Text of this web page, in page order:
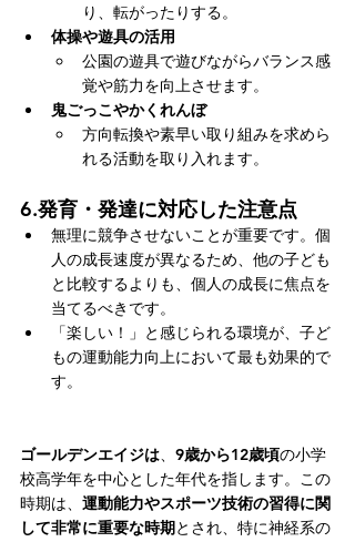
り、転がったりする。
体操や遊具の活用
公園の遊具で遊びながらバランス感
覚や筋力を向上させます。
鬼ごっこやかくれんぼ
方向転換や素早い取り組みを求めら
れる活動を取り入れます。
6.発育・発達に対応した注意点
無理に競争させないことが重要です。個
人の成長速度が異なるため、他の子ども
と比較するよりも、個人の成長に焦点を
当てるべきです。
「楽しい！」と感じられる環境が、子ど
もの運動能力向上において最も効果的で
す。
ゴールデンエイジは、 9歳から12歳頃の小学
校高学年を中心とした年代を指します。この
時期は、 運動能力やスポーツ技術の習得に関
して非常に重要な時期 とされ、特に神経系の